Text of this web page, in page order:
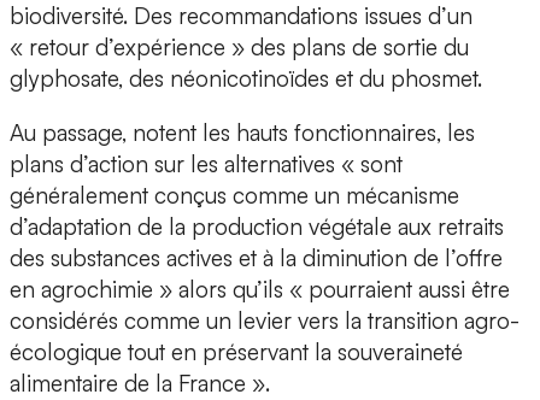
biodiversité. Des recommandations issues d’un
« retour d’expérience » des plans de sortie du
glyphosate, des néonicotinoïdes et du phosmet.
Au passage, notent les hauts fonctionnaires, les
plans d’action sur les alternatives « sont
généralement conçus comme un mécanisme
d’adaptation de la production végétale aux retraits
des substances actives et à la diminution de l’offre
en agrochimie » alors qu’ils « pourraient aussi être
considérés comme un levier vers la transition agro-
écologique tout en préservant la souveraineté
alimentaire de la France ».